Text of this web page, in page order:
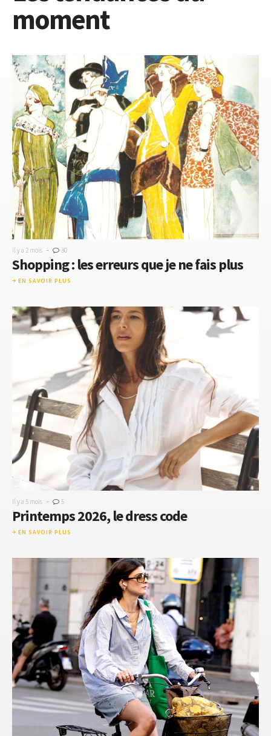
moment
Il y a 2 mois - 30
Shopping : les erreurs que je ne fais plus
EN SAVOIR PLUS
Il y a 5 mois - 5
Printemps 2026, le dress code
EN SAVOIR PLUS